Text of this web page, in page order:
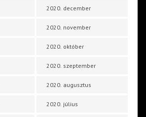
2020. december
2020. november
2020. október
2020. szeptember
2020. augusztus
2020. július